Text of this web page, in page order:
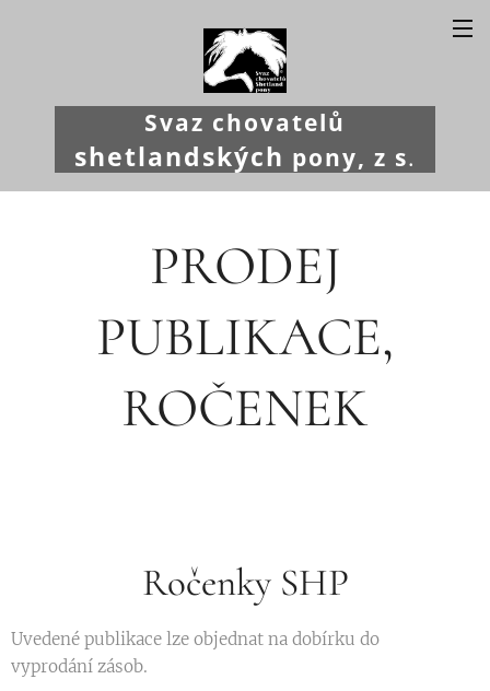
Svaz chovatelů
shetlandských pony, z s.
PRODEJ
PUBLIKACE,
ROČENEK
Ročenky SHP
Uvedené publikace lze objednat na dobírku do
vyprodání zásob.